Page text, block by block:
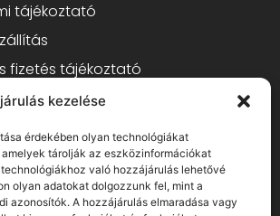
kezelése
érdekében olyan technológiákat
tárolják az eszközinformációkat
való hozzájárulás lehetővé
olyan adatokat dolgozzunk fel, mint a
azonosítók. A hozzájárulás elmaradása vagy
tájékoztató
fizetés tájékoztató